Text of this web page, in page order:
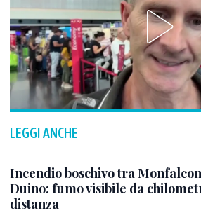
LEGGI ANCHE
Incendio boschivo tra
Duino: fumo visibile da
distanza